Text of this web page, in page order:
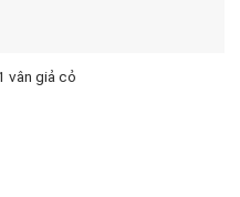
vân giả cỏ